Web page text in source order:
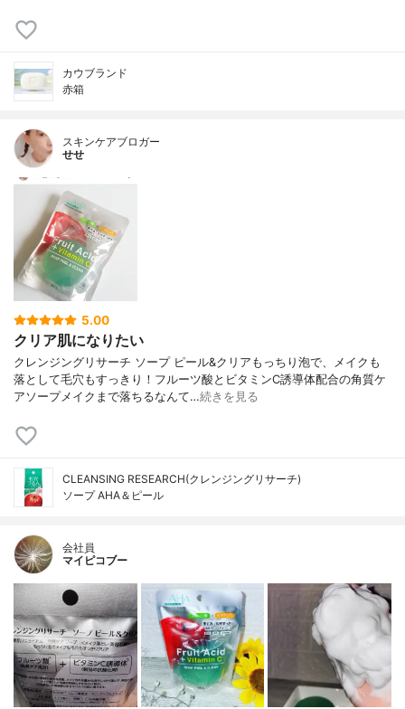
カウブランド
赤箱
スキンケアブロガー
せせ
5.00
クリア肌になりたい
クレンジングリサーチ ソープ ピール&クリアもっちり泡で、メイクも
落として毛穴もすっきり！フルーツ酸とビタミンC誘導体配合の角質ケ
アソープメイクまで落ちるなんて…続きを見る
CLEANSING RESEARCH(クレンジングリサーチ)
ソープ AHA＆ピール
会社員
マイピコブー